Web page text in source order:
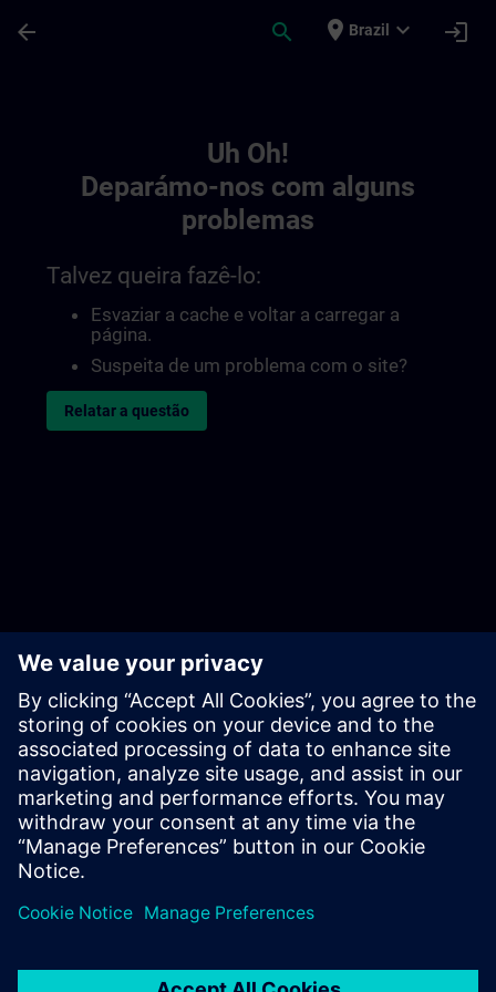
arrow_back search place Brazil expand_more login
Uh Oh!
Deparámo-nos com alguns
problemas
Talvez queira fazê-lo:
Esvaziar a cache e voltar a carregar a
página.
Suspeita de um problema com o site?
Relatar a questão